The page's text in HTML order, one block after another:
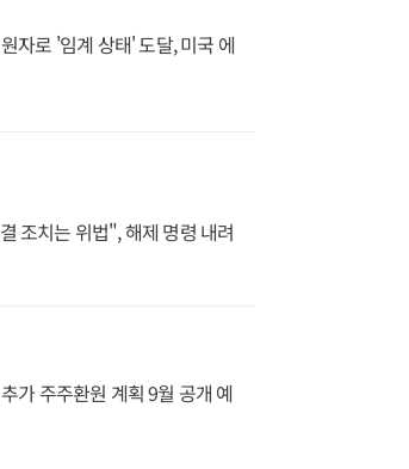
자로 '임계 상태' 도달, 미국 에
조치는 위법", 해제 명령 내려
가 주주환원 계획 9월 공개 예